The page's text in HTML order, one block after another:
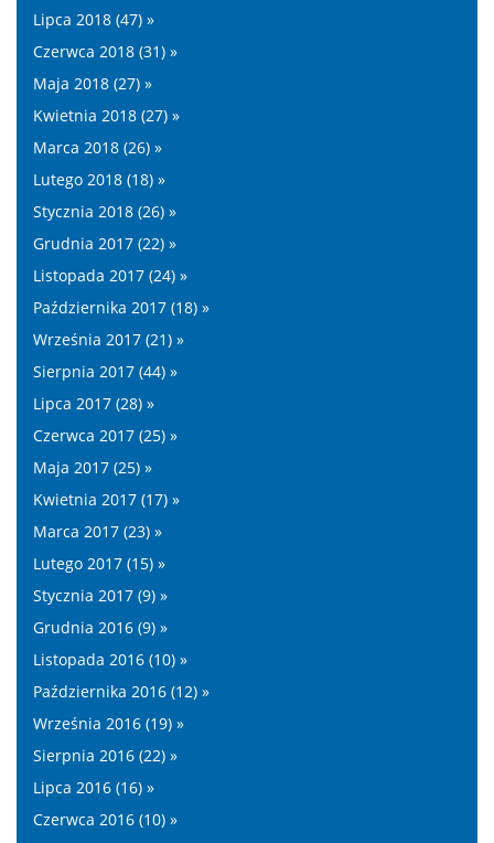
Lipca 2018 (47) »
Czerwca 2018 (31) »
Maja 2018 (27) »
Kwietnia 2018 (27) »
Marca 2018 (26) »
Lutego 2018 (18) »
Stycznia 2018 (26) »
Grudnia 2017 (22) »
Listopada 2017 (24) »
Października 2017 (18) »
Września 2017 (21) »
Sierpnia 2017 (44) »
Lipca 2017 (28) »
Czerwca 2017 (25) »
Maja 2017 (25) »
Kwietnia 2017 (17) »
Marca 2017 (23) »
Lutego 2017 (15) »
Stycznia 2017 (9) »
Grudnia 2016 (9) »
Listopada 2016 (10) »
Października 2016 (12) »
Września 2016 (19) »
Sierpnia 2016 (22) »
Lipca 2016 (16) »
Czerwca 2016 (10) »